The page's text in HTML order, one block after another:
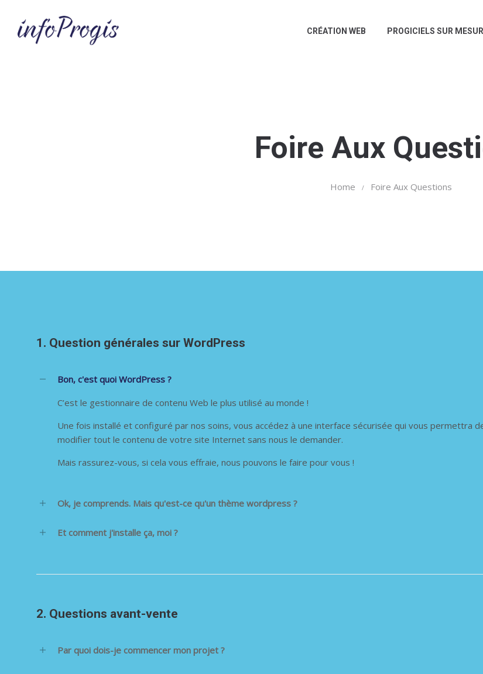
CRÉATION WEB PROGICIELS SUR
Foire Aux
Home / Foire Aux Questions
1. Question générales sur WordPress
Bon, c'est quoi WordPress ?
C’est le gestionnaire de contenu Web le plus utilisé au monde !
Une fois installé et configuré par nos soins, vous accédez à une interface sécurisée qui vous permettra
modifier tout le contenu de votre site Internet sans nous le demander.
Mais rassurez-vous, si cela vous effraie, nous pouvons le faire pour vous !
Ok, je comprends. Mais qu'est-ce qu'un thème wordpress ?
Et comment j'installe ça, moi ?
2. Questions avant-vente
Par quoi dois-je commencer mon projet ?